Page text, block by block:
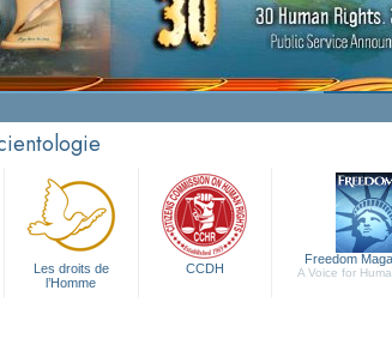
Les droits de
l’Homme
CCDH
Freedom
A Voice for